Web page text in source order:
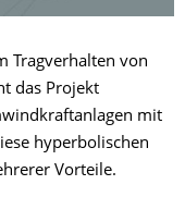
Tragverhalten von
das Projekt
mit
hyperbolischen
Vorteile.